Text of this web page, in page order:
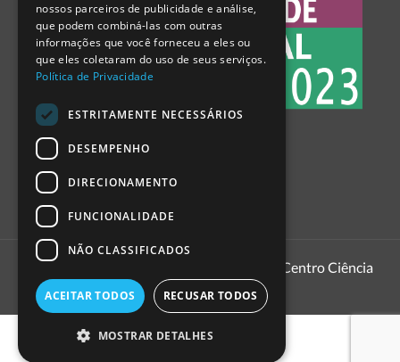
1999 - 2026
Pavilhão do Conhecimento | Centro Ciência
nossos parceiros de publicidade e análise,
que podem combiná-las com outras
informações que você forneceu a eles ou
que eles coletaram do uso de seus serviços.
Política de Privacidade
ESTRITAMENTE NECESSÁRIOS
DESEMPENHO
DIRECIONAMENTO
FUNCIONALIDADE
NÃO CLASSIFICADOS
ACEITAR TODOS RECUSAR TODOS
MOSTRAR DETALHES